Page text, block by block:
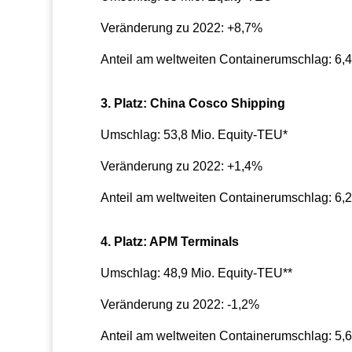
Veränderung zu 2022: +8,7%
Anteil am weltweiten Containerumschlag:
3. Platz: China Cosco Shipping
Umschlag: 53,8 Mio. Equity-TEU*
Veränderung zu 2022: +1,4%
Anteil am weltweiten Containerumschlag:
4. Platz: APM Terminals
Umschlag: 48,9 Mio. Equity-TEU**
Veränderung zu 2022: -1,2%
Anteil am weltweiten Containerumschlag: